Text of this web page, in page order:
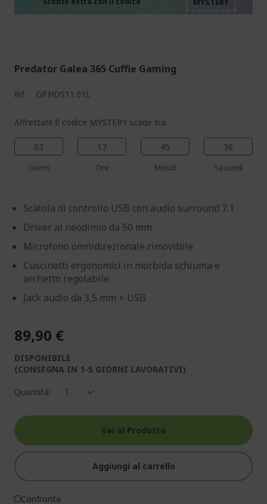
Predator Galea 365 Cuffie Gaming
Rif. GP.HDS11.01L
Affrettati! Il codice MYSTERY scade tra:
03
Giorni
17
Ore
45
Minuti
35
Secondi
Scatola di controllo USB con audio surround 7.1
Driver al neodimio da 50 mm
Microfono omnidirezionale rimovibile
Cuscinetti ergonomici in morbida schiuma e
archetto regolabile
Jack audio da 3,5 mm + USB
89,90 €
DISPONIBILE
(CONSEGNA IN 1-5 GIORNI LAVORATIVI)
Quantità:
Vai al Prodotto
Aggiungi al carrello
Confronta